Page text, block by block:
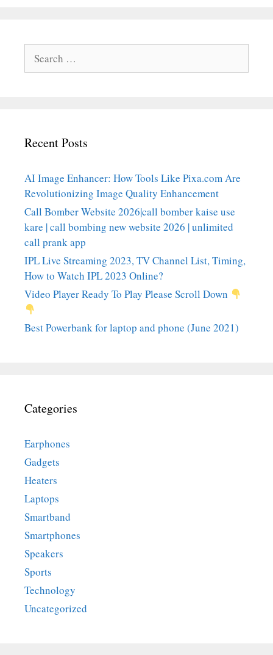
for:
Recent Posts
AI Image Enhancer: How Tools Like Pixa.com Are
Revolutionizing Image Quality Enhancement
Call Bomber Website 2026|call bomber kaise use
kare | call bombing new website 2026 | unlimited
call prank app
IPL Live Streaming 2023, TV Channel List, Timing,
How to Watch IPL 2023 Online?
Video Player Ready To Play Please Scroll Down
Best Powerbank for laptop and phone (June 2021)
Categories
Earphones
Gadgets
Heaters
Laptops
Smartband
Smartphones
Speakers
Sports
Technology
Uncategorized